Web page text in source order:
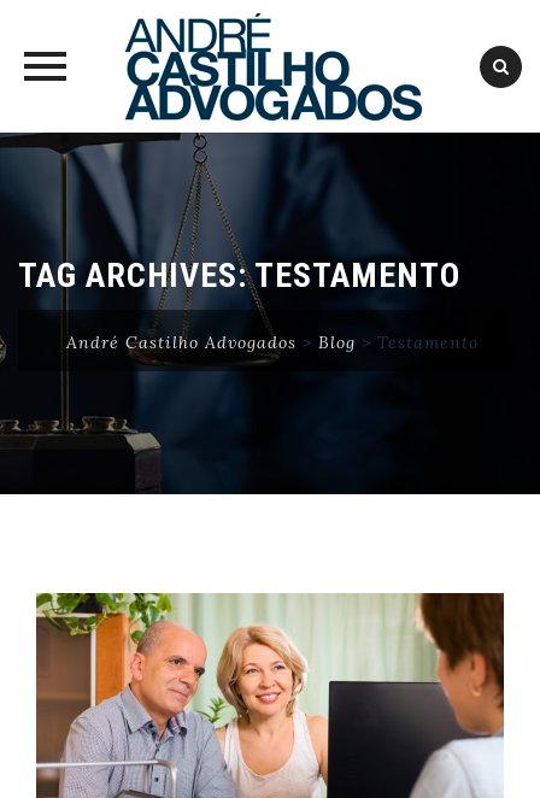
Skip
TAG ARCHIVES:TESTAMENTO
André Castilho Advogados > Blog > Testamento